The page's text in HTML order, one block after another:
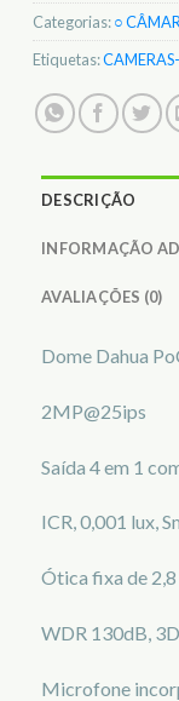
Categorias:○
Etiquetas:
DESCRIÇÃO
INFORMAÇÃO
AVALIAÇÕES (0)
Dome Dahua
2MP@25ips
Saída 4 em 1
ICR, 0,001 lux,
Ótica fixa de 2,8
WDR 130dB,
Microfone